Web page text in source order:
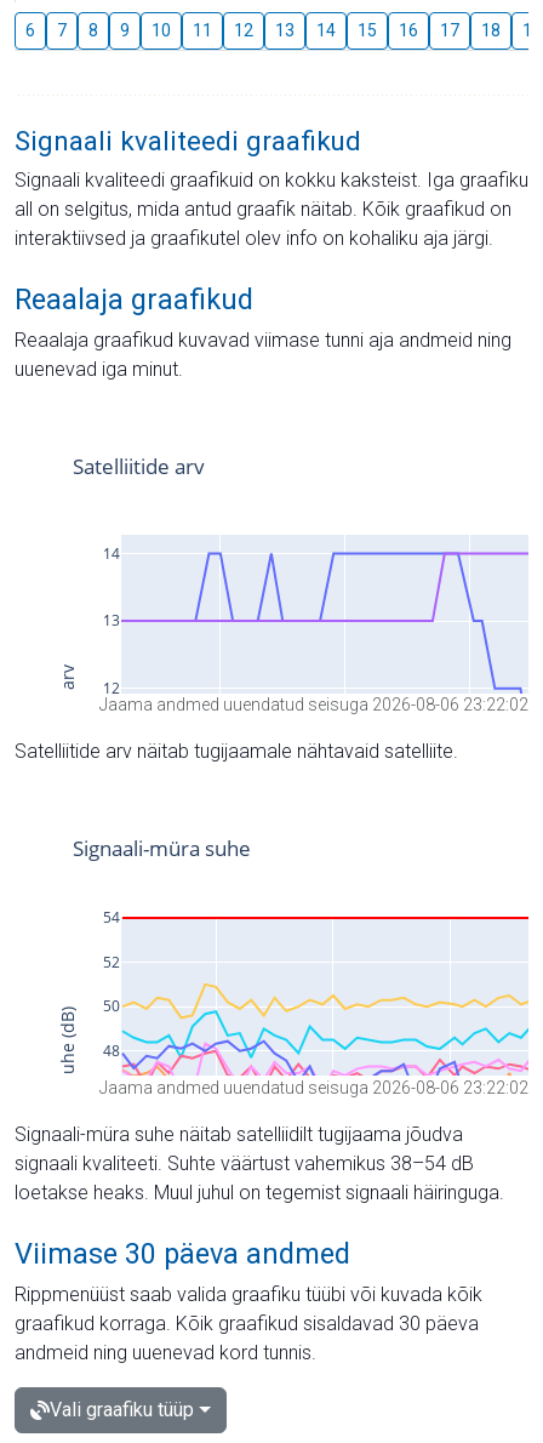
6 7 8 9 10 11 12 13 14 15 16 17 18 19
Signaali kvaliteedi graafikud
Signaali kvaliteedi graafikuid on kokku kaksteist. Iga graafiku
all on selgitus, mida antud graafik näitab. Kõik graafikud on
interaktiivsed ja graafikutel olev info on kohaliku aja järgi.
Reaalaja graafikud
Reaalaja graafikud kuvavad viimase tunni aja andmeid ning
uuenevad iga minut.
Jaama andmed uuendatud seisuga 2026-08-06 23:22:02
Satelliitide arv näitab tugijaamale nähtavaid satelliite.
Jaama andmed uuendatud seisuga 2026-08-06 23:22:02
Signaali-müra suhe näitab satelliidilt tugijaama jõudva
signaali kvaliteeti. Suhte väärtust vahemikus 38–54 dB
loetakse heaks. Muul juhul on tegemist signaali häiringuga.
Viimase 30 päeva andmed
Rippmenüüst saab valida graafiku tüübi või kuvada kõik
graafikud korraga. Kõik graafikud sisaldavad 30 päeva
andmeid ning uuenevad kord tunnis.
Vali graafiku tüüp